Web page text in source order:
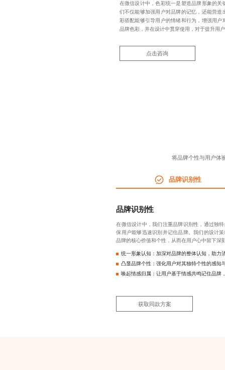
在微信设计中，色彩统一是塑造品牌形象的关
们不仅能够加强用户对品牌的记忆，还能营造
彩搭配能够引导用户的情绪和行为，增强用户
品牌色彩，并在设计中贯穿使用，对于提升用
点击咨询
将品牌个性与用户体
品牌识别性
品牌识别性
在微信设计中，我们注重品牌识别性，通过独
保用户能够迅速识别并记住品牌。我们的设计
品牌的核心价值和个性，从而在用户心中留下深
统一形象认知：加深对品牌的整体认知，助力
凸显品牌个性：强化用户对其独特个性的感知
唤起情感归属：让用户基于情感共鸣记住品牌
获取同款方案